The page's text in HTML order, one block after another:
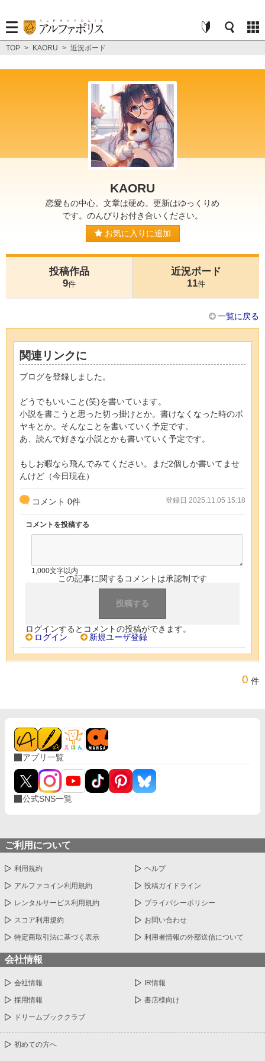
TOP > KAORU > 近況ボード
KAORU
恋愛もの中心。文章は硬め。更新はゆっくりめ
です。のんびりお付き合いください。
お気に入りに追加
投稿作品
9件
近況ボード
11件
一覧に戻る
関連リンクに
ブログを登録しました。
どうでもいいこと(笑)を書いています。
小説を書こうと思った切っ掛けとか。書けなくなった時のボ
ヤキとか。そんなことを書いていく予定です。
あ、読んで好きな小説とかも書いていく予定です。
もしお暇なら飛んでみてください。まだ2個しか書いてませ
んけど（今日現在）
コメント 0件 登録日 2025.11.05 15:18
コメントを投稿する
1,000文字以内
この記事に関するコメントは承認制です
ログインするとコメントの投稿ができます。
ログイン
新規ユーザ登録
0 件
アプリ一覧
公式SNS一覧
ご利用について
利用規約 ヘルプ
アルファコイン利用規約 投稿ガイドライン
レンタルサービス利用規約 プライバシーポリシー
スコア利用規約 お問い合わせ
特定商取引法に基づく表示 利用者情報の外部送信について
会社情報
会社情報 IR情報
採用情報 書店様向け
ドリームブッククラブ
初めての方へ